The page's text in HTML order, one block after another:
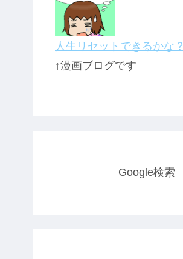
人生リセットできるかな？
↑漫画ブログです
Google検索